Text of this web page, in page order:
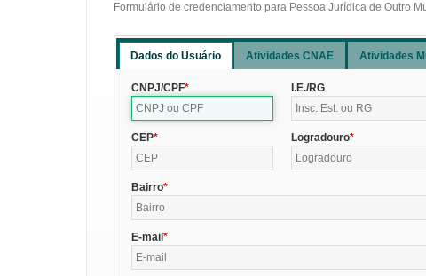
Formulário de credenciamento para Pessoa Jurídica de Outro
Dados do Usuário Atividades CNAE Atividades
CNPJ/CPF I.E./RG
CEP Logradouro
Bairro
E-mail